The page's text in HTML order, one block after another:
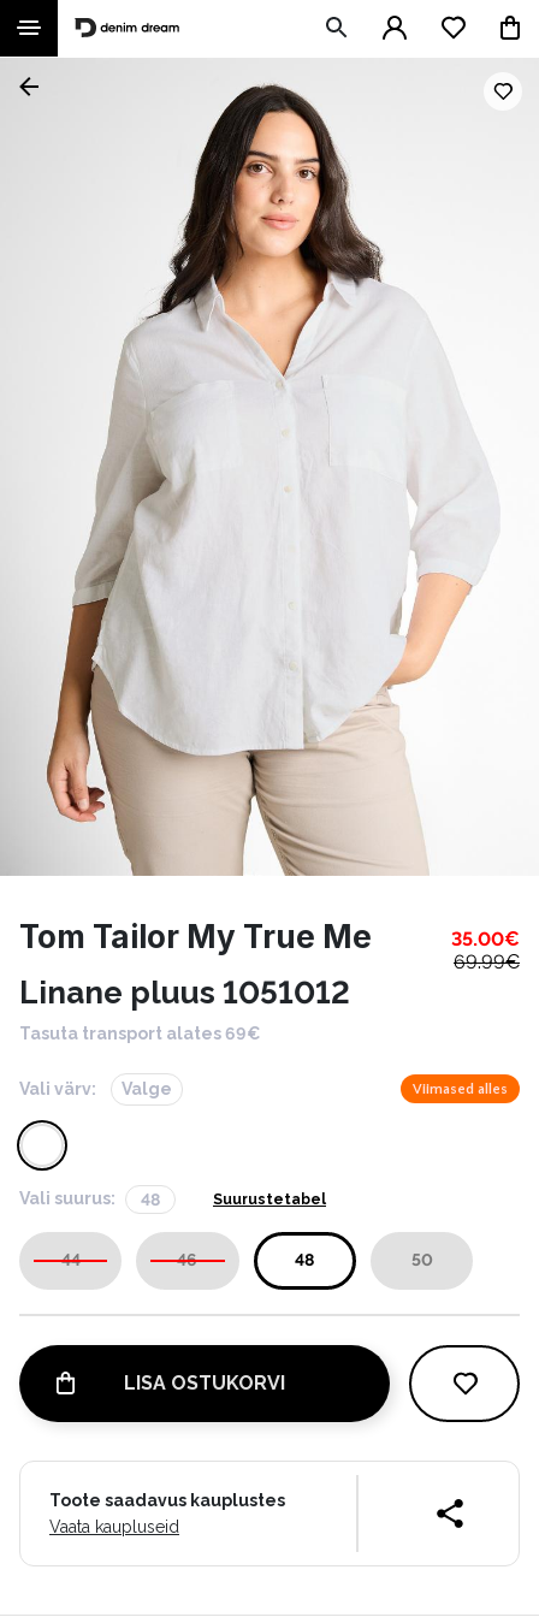
Tom Tailor My True Me 35.00€
69.99€
Linane pluus 1051012
Tasuta transport alates 69€
Vali värv: Valge Viimased alles
Vali suurus: 48 Suurustetabel
44 46 48 50
LISA OSTUKORVI
Toote saadavus kauplustes
Vaata kaupluseid